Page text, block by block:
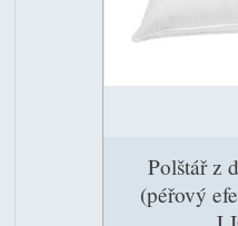
Polštář z
(péřový